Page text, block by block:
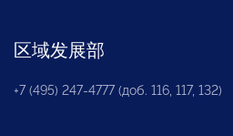
区域发展部
+7 (495) 247-4777 (доб. 116, 117, 132)